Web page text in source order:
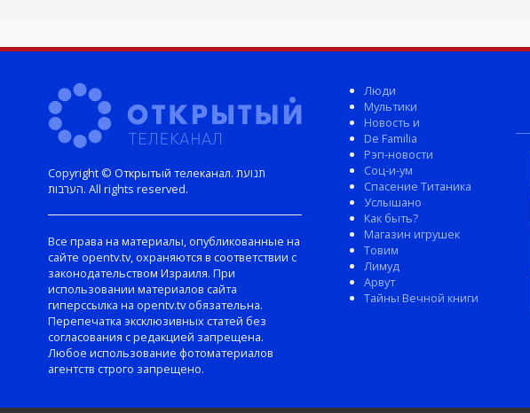
Copyright © Открытый телеканал. תנועת
הערבות. All rights reserved.
Все права на материалы, опубликованные на
сайте opentv.tv, охраняются в соответствии с
законодательством Израиля. При
использовании материалов сайта
гиперссылка на opentv.tv обязательна.
Перепечатка эксклюзивных статей без
согласования с редакцией запрещена.
Любое использование фотоматериалов
агентств строго запрещено.
Люди
Мультики
Новость и
De Familia
Рэп-новости
Соц-и-ум
Спасение Титаника
Услышано
Как быть?
Магазин игрушек
Товим
Лимуд
Арвут
Тайны Вечной книги